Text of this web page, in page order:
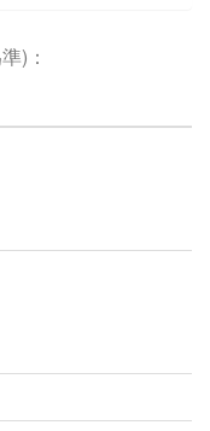
)：